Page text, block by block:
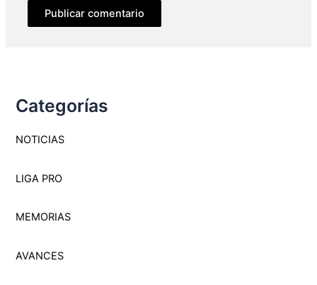
Categorías
NOTICIAS
LIGA PRO
MEMORIAS
AVANCES